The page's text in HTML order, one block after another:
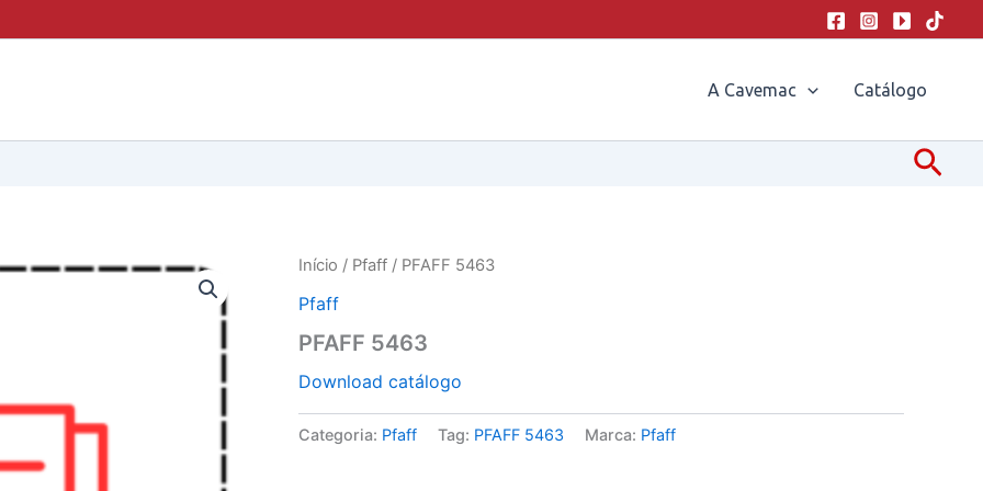
A Cavemac Catálogo
Início / Pfaff / PFAFF 5463
Pfaff
PFAFF 5463
Download catálogo
Categoria: Pfaff Tag: PFAFF 5463 Marca: Pfaff